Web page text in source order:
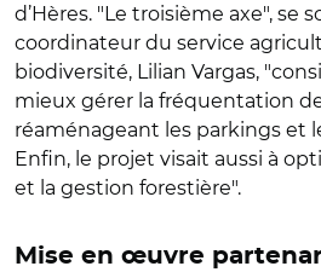
d’Hères. "Le troisième axe", se
coordinateur du service
biodiversité, Lilian Vargas,
mieux gérer la fréquentation
réaménageant les parkings et
Enfin, le projet visait aussi à
et la gestion forestière".
Mise en œuvre